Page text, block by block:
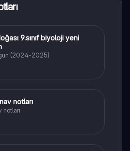
9.sınıf biyoloji yeni
(2024-2025)
notları
notları